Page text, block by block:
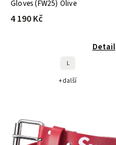
Gloves (FW25) Olive
4 190 Kč
Detail
L
+ další